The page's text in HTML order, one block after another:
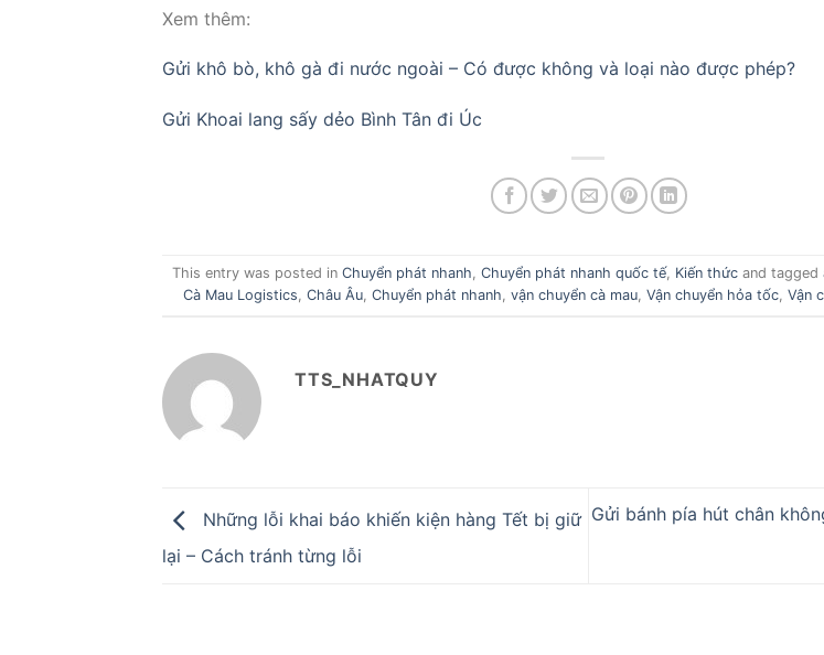
Xem thêm:
Gửi khô bò, khô gà đi nước ngoài – Có được không và loại nào được phép?
Gửi Khoai lang sấy dẻo Bình Tân đi Úc
This entry was posted inChuyển phát nhanh,Chuyển phát nhanh quốc tế, Kiến thức and tagged
Cà Mau Logistics, Châu Âu, Chuyển phát nhanh, vận chuyển cà mau, Vận chuyển hỏa tốc, Vận
TTS_NHATQUY
Những lỗi khai báo khiến kiện hàng Tết bị giữ
lại – Cách tránh từng lỗi
Gửi bánh pía hút chân